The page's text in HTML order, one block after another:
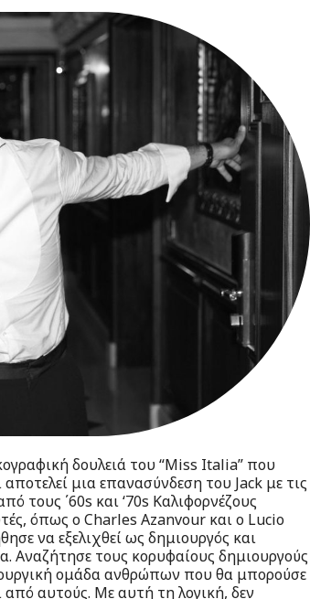
δουλειά του “Miss Italia” που
αποτελεί μια επανασύνδεση του Jack με τις
τους ΄60s και ‘70s Καλιφορνέζους
όπως ο Charles Azanvour και ο Lucio
να εξελιχθεί ως δημιουργός και
Αναζήτησε τους κορυφαίους δημιουργούς
ομάδα ανθρώπων που θα μπορούσε
από αυτούς. Με αυτή τη λογική, δεν